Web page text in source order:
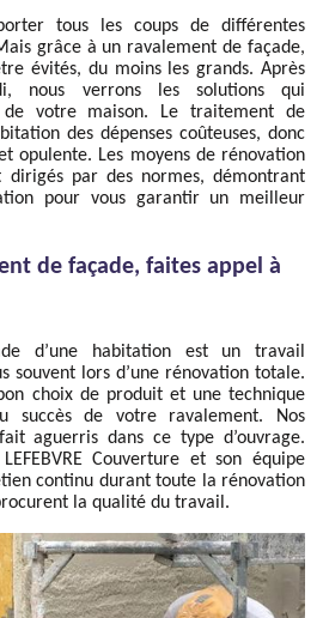
tous les coups de différentes
grâce à un ravalement de façade,
évités, du moins les grands. Après
nous verrons les solutions qui
de votre maison. Le traitement de
des dépenses coûteuses, donc
opulente. Les moyens de rénovation
dirigés par des normes, démontrant
pour vous garantir un meilleur
de façade, faites appel à
d’une habitation est un travail
souvent lors d’une rénovation totale.
choix de produit et une technique
succès de votre ravalement. Nos
aguerris dans ce type d’ouvrage.
Couverture et son équipe
continu durant toute la rénovation
la qualité du travail.